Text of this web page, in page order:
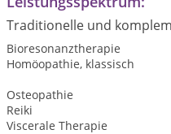
Traditionelle und
Bioresonanztherapie
Homöopathie, klassisch
Osteopathie
Reiki
Viscerale Therapie